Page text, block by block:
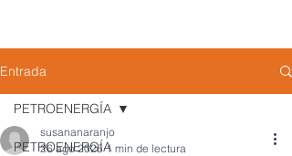
Entrada
PETROENERGÍA
PETROENERGÍA
susananaranjo
26 ago 2025 1 min de lectura